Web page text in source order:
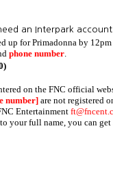
an Interpark account.
up for Primadonna by
phone number.
on the FNC official
number] are not registered
Entertainment
your full name, you can